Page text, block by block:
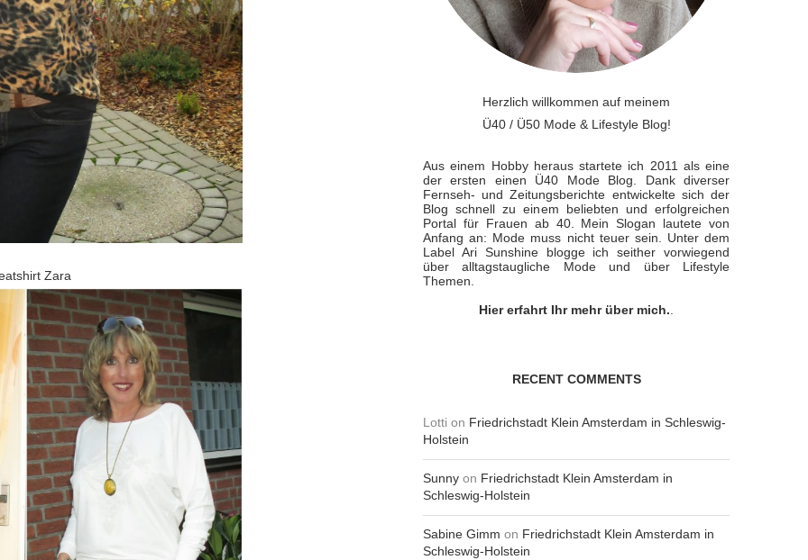
Zara
Herzlich willkommen auf meinem
Ü40 / Ü50 Mode & Lifestyle Blog!
Aus einem Hobby heraus startete ich 2011 als eine
der ersten einen Ü40 Mode Blog. Dank diverser
Fernseh- und Zeitungsberichte entwickelte sich der
Blog schnell zu einem beliebten und erfolgreichen
Portal für Frauen ab 40. Mein Slogan lautete von
Anfang an: Mode muss nicht teuer sein. Unter dem
Label Ari Sunshine blogge ich seither vorwiegend
über alltagstaugliche Mode und über Lifestyle
Themen.
Hier erfahrt Ihr mehr über mich..
RECENT COMMENTS
Lotti on Friedrichstadt Klein Amsterdam in Schleswig-
Holstein
Sunny on Friedrichstadt Klein Amsterdam in
Schleswig-Holstein
Sabine Gimm on Friedrichstadt Klein Amsterdam in
Schleswig-Holstein